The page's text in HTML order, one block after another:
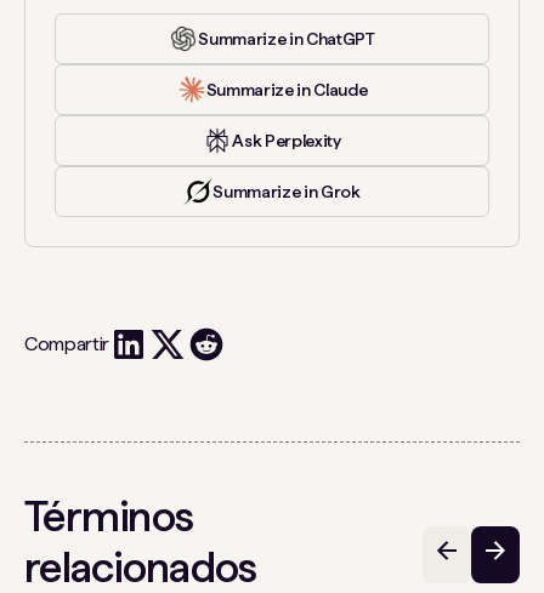
Summarize in ChatGPT
Summarize in Claude
Ask Perplexity
Summarize in Grok
Compartir
Términos
relacionados